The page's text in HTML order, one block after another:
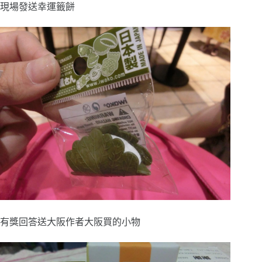
現場發送幸運籤餅
有獎回答送大阪作者大阪買的小物